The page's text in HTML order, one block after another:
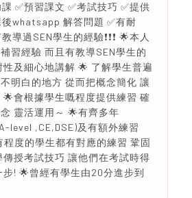
✅預習課文 ✅考試技巧 ✅提供
後whatsapp 解答問題 ✅有耐
導過SEN學生的經驗❗️❗️❗️ 🌟本人
習經驗 而且有教導SEN學生的
及細心地講解 🌟 了解學生普遍
明白的地方 從而把概念簡化 讓
🌟會根據學生嘅程度提供練習 確
靈活運用～ 🌟有齊多年
level ,CE,DSE)及有額外練習
程度的學生都有對應的練習 鞏固
傳授考試技巧 讓他們在考試時得
步! 🌟曾經有學生由20分進步到